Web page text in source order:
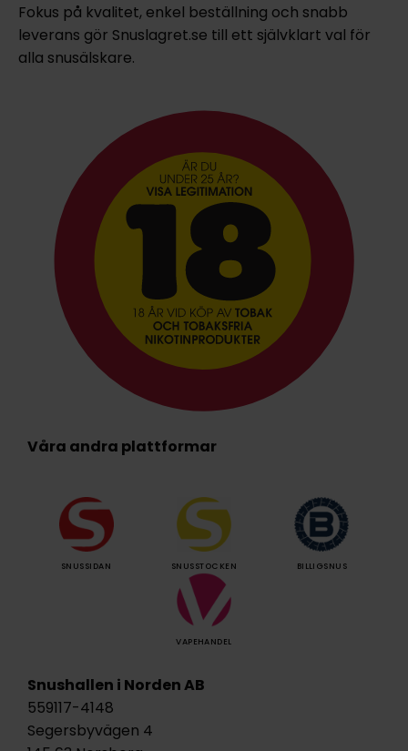
Fokus på kvalitet, enkel beställning och snabb
leverans gör Snuslagret.se till ett självklart val för
alla snusälskare.
Våra andra plattformar
SNUSSIDAN SNUSSTOCKEN BILLIGSNUS
VAPEHANDEL
Snushallen i Norden AB
559117-4148
Segersbyvägen 4